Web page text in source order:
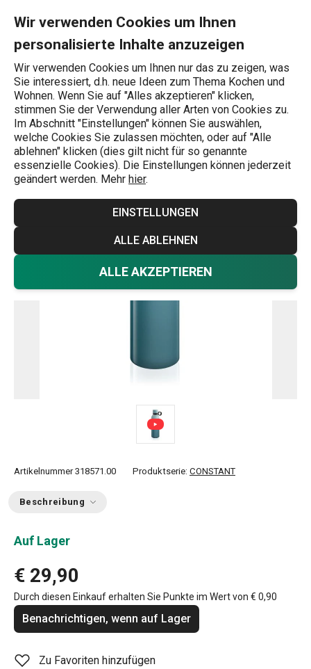
Wir verwenden Cookies um Ihnen
personalisierte Inhalte anzuzeigen
Wir verwenden Cookies um Ihnen nur das zu zeigen, was
Sie interessiert, d.h. neue Ideen zum Thema Kochen und
Wohnen. Wenn Sie auf "Alles akzeptieren" klicken,
stimmen Sie der Verwendung aller Arten von Cookies zu.
Im Abschnitt "Einstellungen" können Sie auswählen,
welche Cookies Sie zulassen möchten, oder auf "Alle
ablehnen" klicken (dies gilt nicht für so genannte
essenzielle Cookies). Die Einstellungen können jederzeit
geändert werden. Mehr hier.
EINSTELLUNGEN
ALLE ABLEHNEN
ALLE AKZEPTIEREN
Wonach suchen Sie?
Thermoskannen
Zerlegbare Thermosflasche
CONSTANT PASTEL 0,5 l, Edelstahl
Artikelnummer 318571.00 Produktserie: CONSTANT
Beschreibung
Auf Lager
€ 29,90
Durch diesen Einkauf erhalten Sie Punkte im Wert von € 0,90
Benachrichtigen, wenn auf Lager
Zu Favoriten hinzufügen